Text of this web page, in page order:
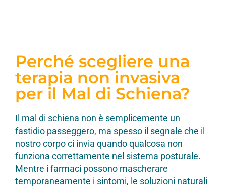
Perché scegliere una
terapia non invasiva
per il Mal di Schiena?
Il mal di schiena non è semplicemente un
fastidio passeggero, ma spesso il segnale che il
nostro corpo ci invia quando qualcosa non
funziona correttamente nel sistema posturale.
Mentre i farmaci possono mascherare
temporaneamente i sintomi, le soluzioni naturali